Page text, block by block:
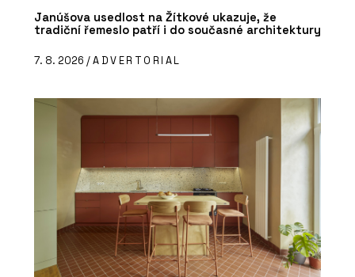
Janúšova usedlost na Žítkové ukazuje, že
tradiční řemeslo patří i do současné architektury
7. 8. 2026 /ADVERTORIAL